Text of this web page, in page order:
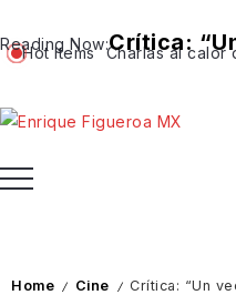
Reading Now:
Hot Items Charlas al calor
Home / Cine / Crítica: “Un